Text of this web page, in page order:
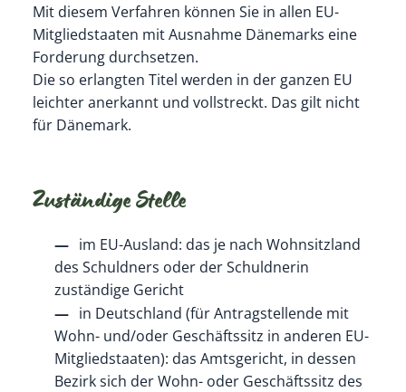
Mit diesem Verfahren können Sie in allen EU-
Mitgliedstaaten mit Ausnahme Dänemarks eine
Forderung durchsetzen.
Die so erlangten Titel werden in der ganzen EU
leichter anerkannt und vollstreckt. Das gilt nicht
für Dänemark.
Zuständige Stelle
im EU-Ausland: das je nach Wohnsitzland
des Schuldners oder der Schuldnerin
zuständige Gericht
in Deutschland (für Antragstellende mit
Wohn- und/oder Geschäftssitz in anderen EU-
Mitgliedstaaten): das Amtsgericht, in dessen
Bezirk sich der Wohn- oder Geschäftssitz des